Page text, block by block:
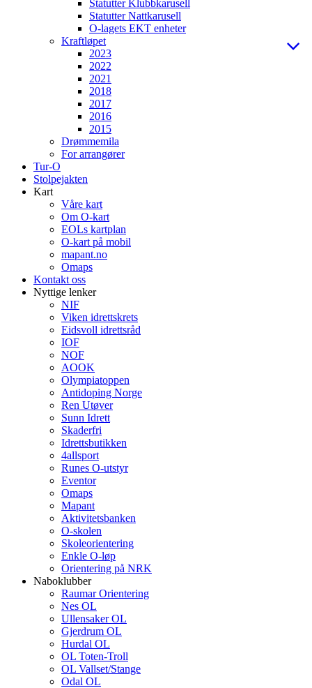
Statutter Klubbkarusell
Statutter Nattkarusell
O-lagets EKT enheter
Kraftløpet
2023
2022
2021
2018
2017
2016
2015
Drømmemila
For arrangører
Tur-O
Stolpejakten
Kart
Våre kart
Om O-kart
EOLs kartplan
O-kart på mobil
mapant.no
Omaps
Kontakt oss
Nyttige lenker
NIF
Viken idrettskrets
Eidsvoll idrettsråd
IOF
NOF
AOOK
Olympiatoppen
Antidoping Norge
Ren Utøver
Sunn Idrett
Skaderfri
Idrettsbutikken
4allsport
Runes O-utstyr
Eventor
Omaps
Mapant
Aktivitetsbanken
O-skolen
Skoleorientering
Enkle O-løp
Orientering på NRK
Naboklubber
Raumar Orientering
Nes OL
Ullensaker OL
Gjerdrum OL
Hurdal OL
OL Toten-Troll
OL Vallset/Stange
Odal OL